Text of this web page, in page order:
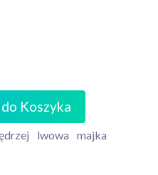
Koszyka
lwowa majka